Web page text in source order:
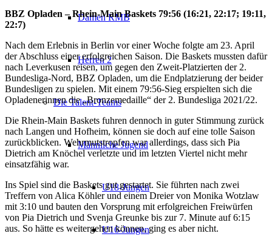
Damen RMB
Herren 2
Die Talent-Teams
Männliche Jugend
U18-Jungen
U16-Jungen
BBZ Opladen – Rhein-Main Baskets 79:56 (16:21, 22:17; 19:11,
22:7)
Nach dem Erlebnis in Berlin vor einer Woche folgte am 23. April
der Abschluss einer erfolgreichen Saison. Die Baskets mussten dafür
nach Leverkusen reisen, um gegen den Zweit-Platzierten der 2.
Bundesliga-Nord, BBZ Opladen, um die Endplatzierung der beider
Bundesligen zu spielen. Mit einem 79:56-Sieg erspielten sich die
Opladenerinnen die „Bronzemedaille“ der 2. Bundesliga 2021/22.
Die Rhein-Main Baskets fuhren dennoch in guter Stimmung zurück
nach Langen und Hofheim, können sie doch auf eine tolle Saison
zurückblicken. Wehrmutstropfen war allerdings, dass sich Pia
Dietrich am Knöchel verletzte und im letzten Viertel nicht mehr
einsatzfähig war.
Ins Spiel sind die Baskets gut gestartet. Sie führten nach zwei
Treffern von Alica Köhler und einem Dreier von Monika Wotzlaw
mit 3:10 und bauten den Vorsprung mit erfolgreichen Freiwürfen
von Pia Dietrich und Svenja Greunke bis zur 7. Minute auf 6:15
aus. So hätte es weitergehen können, ging es aber nicht.